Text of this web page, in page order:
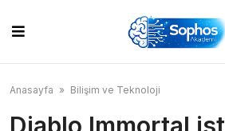
content
Anasayfa » Bilişim ve Teknoloji